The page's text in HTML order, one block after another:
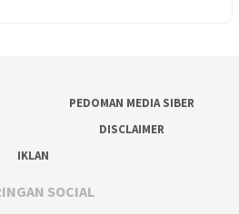
PEDOMAN MEDIA SIBER
DISCLAIMER
IKLAN
SOCIAL